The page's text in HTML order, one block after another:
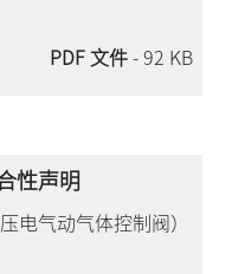
PDF 文件- 92 KB
性声明
电气动气体控制阀）